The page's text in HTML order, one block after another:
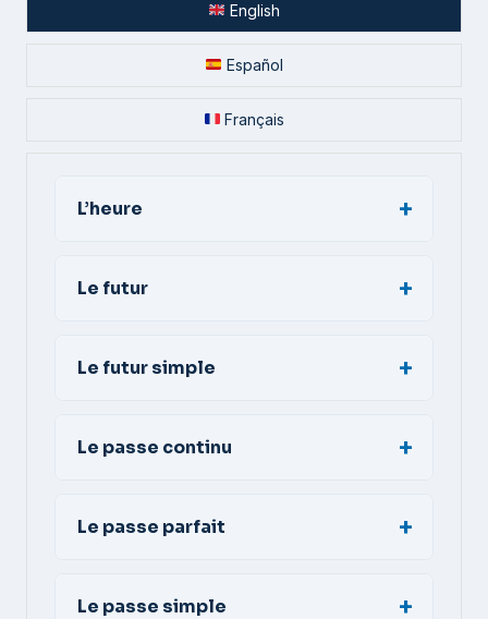
English
Español
Français
L’heure
Le futur
Le futur simple
Le passe continu
Le passe parfait
Le passe simple